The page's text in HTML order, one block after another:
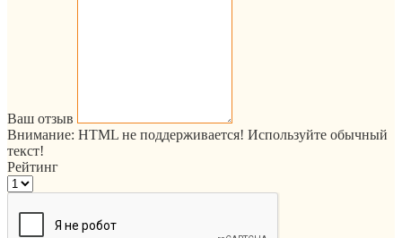
Ваш отзыв
Внимание: HTML не поддерживается! Используйте обычный
текст!
Рейтинг